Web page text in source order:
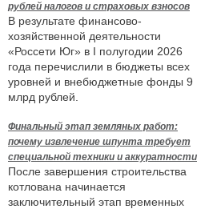
рублей налогов и страховых взносов
В результате финансово-
хозяйственной деятельности
«Россети Юг» в I полугодии 2026
года перечислили в бюджеты всех
уровней и внебюджетные фонды 9
млрд рублей.
Финальный этап земляных работ:
почему извлечение шпунта требует
специальной техники и аккуратности
После завершения строительства
котлована начинается
заключительный этап временных